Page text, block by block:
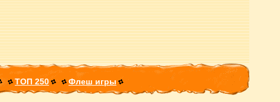
ТОП 250 Флеш игры